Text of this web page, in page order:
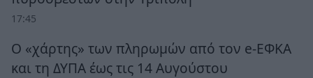
17:45
Ο «χάρτης» των πληρωμών από τον e-ΕΦΚΑ
και τη ΔΥΠΑ έως τις 14 Αυγούστου